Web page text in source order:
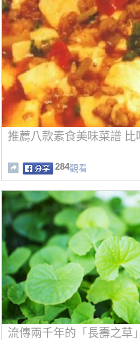
推薦八款素食美味菜譜 比
284觀看
流傳兩千年的「長壽之草